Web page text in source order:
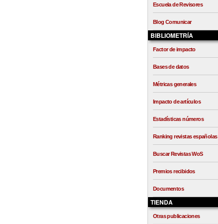
Escuela de Revisores
Blog Comunicar
BIBLIOMETRÍA
Factor de impacto
Bases de datos
Métricas generales
Impacto de artículos
Estadísticas números
Ranking revistas españolas
Buscar Revistas WoS
Premios recibidos
Documentos
TIENDA
Otras publicaciones